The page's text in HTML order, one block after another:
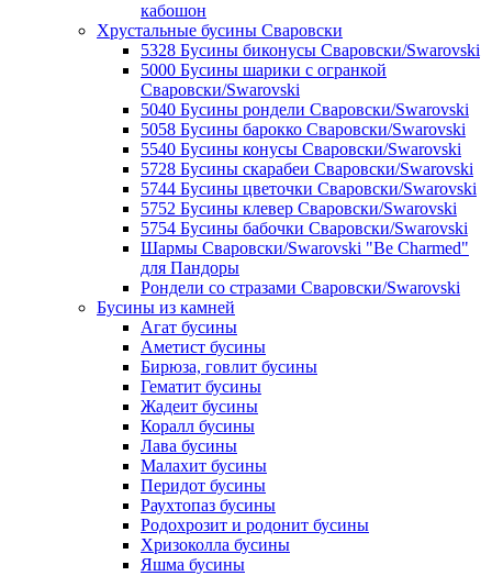
кабошон
Хрустальные бусины Сваровски
5328 Бусины биконусы Сваровски/Swarovski
5000 Бусины шарики с огранкой
Сваровски/Swarovski
5040 Бусины рондели Сваровски/Swarovski
5058 Бусины барокко Сваровски/Swarovski
5540 Бусины конусы Сваровски/Swarovski
5728 Бусины скарабеи Сваровски/Swarovski
5744 Бусины цветочки Сваровски/Swarovski
5752 Бусины клевер Сваровски/Swarovski
5754 Бусины бабочки Сваровски/Swarovski
Шармы Сваровски/Swarovski "Be Charmed"
для Пандоры
Рондели со стразами Сваровски/Swarovski
Бусины из камней
Агат бусины
Аметист бусины
Бирюза, говлит бусины
Гематит бусины
Жадеит бусины
Коралл бусины
Лава бусины
Малахит бусины
Перидот бусины
Раухтопаз бусины
Родохрозит и родонит бусины
Хризоколла бусины
Яшма бусины